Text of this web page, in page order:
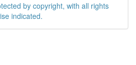
by copyright, with all rights
indicated.